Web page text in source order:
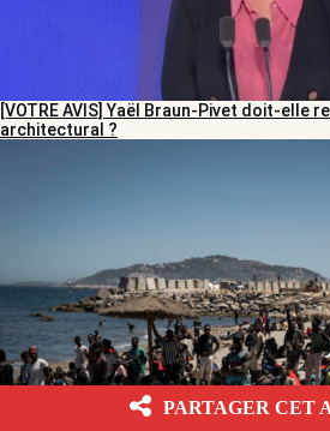
[VOTRE AVIS] Yaël Braun-Pivet doit-elle
architectural ?
PARTAGER CET